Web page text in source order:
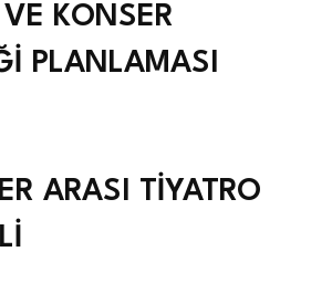
KONSER
PLANLAMASI
ARASI TİYATRO